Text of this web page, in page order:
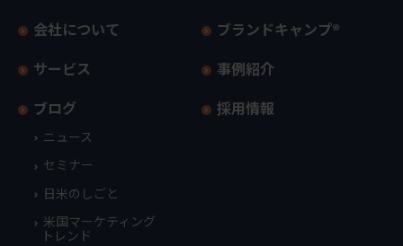
会社について
サービス
ブログ
ニュース
セミナー
日米のしごと
米国マーケティング
トレンド
ブランドキャンプ®
事例紹介
採用情報